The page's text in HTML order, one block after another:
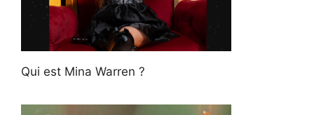
Qui est Mina Warren ?